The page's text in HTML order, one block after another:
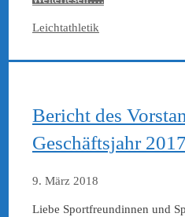
Kategorien
Leichtathletik
Bericht des
Geschäftsjahr 2017
9. März 2018
Liebe Sportfreundinnen und